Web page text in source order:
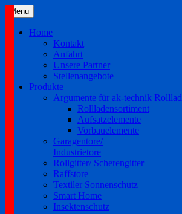
Skip
content
Menu
Home
Kontakt
Anfahrt
Unsere Partner
Stellenangebote
Produkte
Argumente für ak-technik
Rollladensortiment
Aufsatzelemente
Vorbauelemente
Garagentore/
Industrietore
Rollgitter/ Scherengitter
Raffstore
Textiler Sonnenschutz
Smart Home
Insektenschutz